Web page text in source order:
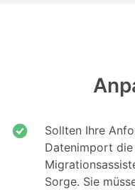
Sollten Ihre
Datenimport
Sorge. Sie